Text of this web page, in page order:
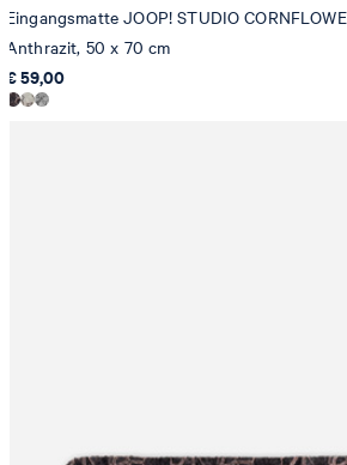
Eingangsmatte JOOP! STUDIO
Anthrazit, 50 x 70 cm
€ 59,00